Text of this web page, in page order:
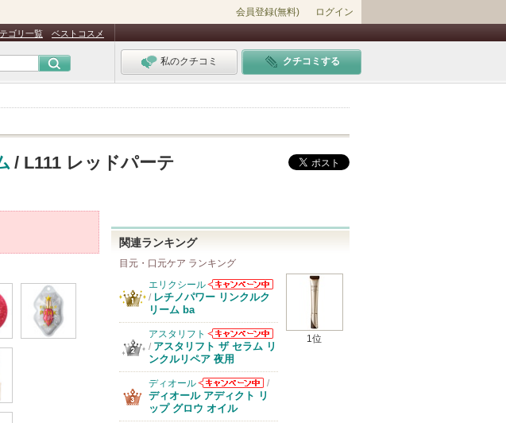
会員登録(無料) ログイン
ゴリ一覧 ベストコスメ
私のクチコミ クチコミする
/ L111 レッドパーテ
関連ランキング
目元・口元ケア ランキング
1位
エリクシール
エリクシールか
/ レチノパワー リンクルク
リーム ba
アスタリフト
アスタリフトか
らのお知らせが
/ アスタリフト ザ セラム リ
ンクルリペア 夜用
ディオール
ディオールから
のお知らせがあ
/
ディオール アディクト リ
ップ グロウ オイル